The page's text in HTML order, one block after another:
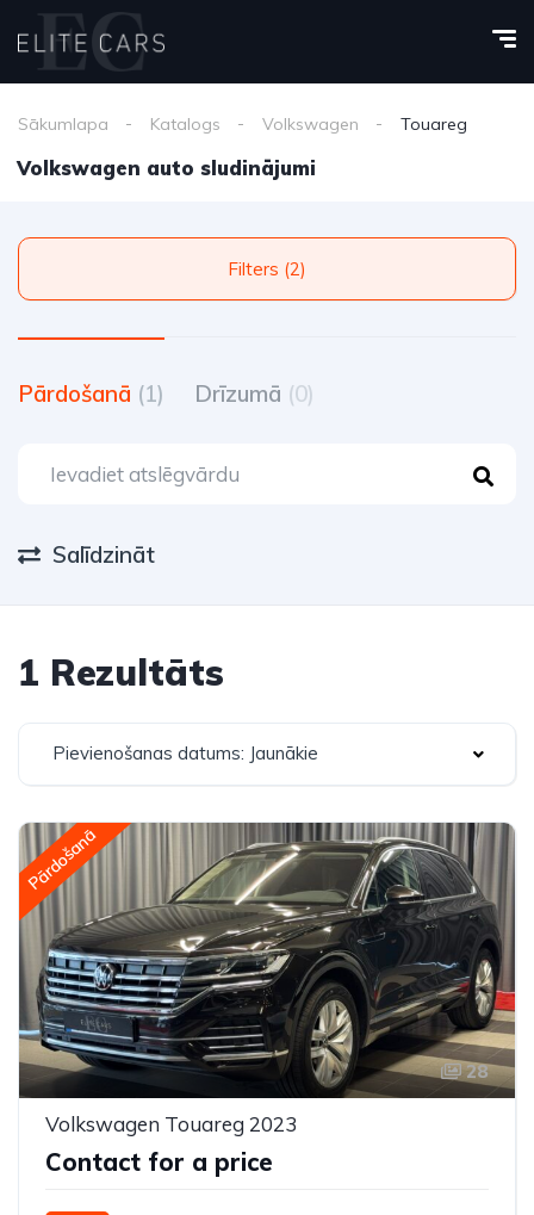
Sākumlapa Katalogs Volkswagen Touareg
Volkswagen auto sludinājumi
Filters (2)
Pārdošanā (1) Drīzumā (0)
Salīdzināt
1 Rezultāts
Pievienošanas datums: Jaunākie
Pārdošanā
28
Volkswagen Touareg 2023
Contact for a price